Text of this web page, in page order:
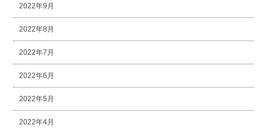
2022年9月
2022年8月
2022年7月
2022年6月
2022年5月
2022年4月